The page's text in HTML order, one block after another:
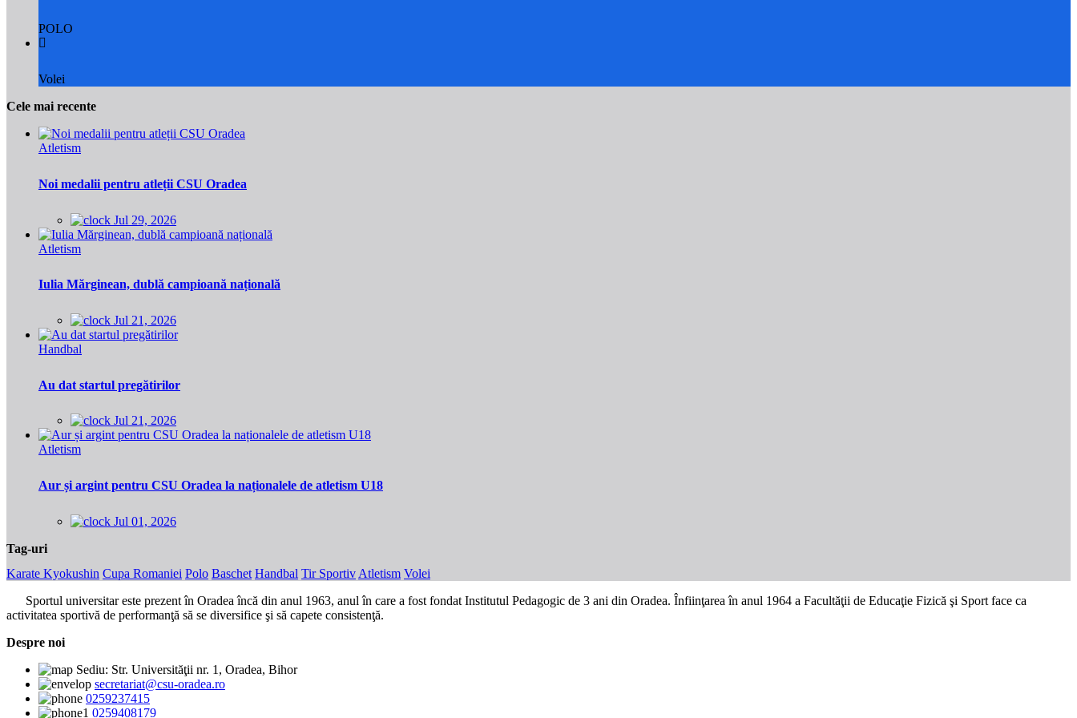
POLO
Volei
Cele mai recente
Atletism
Noi medalii pentru atleții CSU Oradea
Jul 29, 2026
Atletism
Iulia Mărginean, dublă campioană națională
Jul 21, 2026
Handbal
Au dat startul pregătirilor
Jul 21, 2026
Atletism
Aur și argint pentru CSU Oradea la naționalele de atletism U18
Jul 01, 2026
Tag-uri
Karate Kyokushin Cupa Romaniei Polo Baschet Handbal Tir Sportiv Atletism Volei
Sportul universitar este prezent în Oradea încă din anul 1963, anul în care a fost fondat Institutul Pedagogic de 3 ani din Oradea. Înfiinţarea în anul 1964 a Facultăţii de Educaţie Fizică şi Sport face ca
activitatea sportivă de performanţă să se diversifice şi să capete consistenţă.
Despre noi
Sediu: Str. Universităţii nr. 1, Oradea, Bihor
secretariat@csu-oradea.ro
0259237415
0259408179